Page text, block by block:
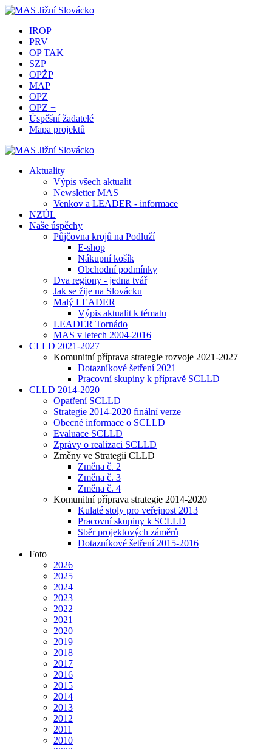
IROP
PRV
OP TAK
SZP
OPŽP
MAP
OPZ
OPZ +
Úspěšní žadatelé
Mapa projektů
Aktuality
Výpis všech aktualit
Newsletter MAS
Venkov a LEADER - informace
NZÚL
Naše úspěchy
Půjčovna krojů na Podluží
E-shop
Nákupní košík
Obchodní podmínky
Dva regiony - jedna tvář
Jak se žije na Slovácku
Malý LEADER
Výpis aktualit k tématu
LEADER Tornádo
MAS v letech 2004-2016
CLLD 2021-2027
Komunitní příprava strategie rozvoje 2021-2027
Dotazníkové šetření 2021
Pracovní skupiny k přípravě SCLLD
CLLD 2014-2020
Opatření SCLLD
Strategie 2014-2020 finální verze
Obecné informace o SCLLD
Evaluace SCLLD
Zprávy o realizaci SCLLD
Změny ve Strategii CLLD
Změna č. 2
Změna č. 3
Změna č. 4
Komunitní příprava strategie 2014-2020
Kulaté stoly pro veřejnost 2013
Pracovní skupiny k SCLLD
Sběr projektových záměrů
Dotazníkové šetření 2015-2016
Foto
2026
2025
2024
2023
2022
2021
2020
2019
2018
2017
2016
2015
2014
2013
2012
2011
2010